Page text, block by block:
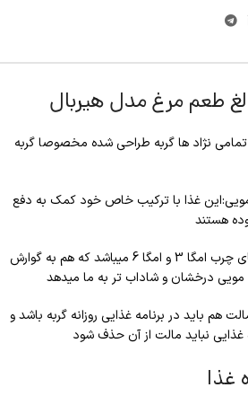
طعم مرغ مدل هیربال
نژاد ها گربه طراحی شده مخصوصا گربه
غذا با ترکیب خاص خود کمک به دفع
هستند
همچنین این غذا دارای اسید های چرب امگا 3 و امگا 6 میباشد که هم به گوارش
درخشان و شاداب تر به ما میدهد
هم باید در برنامه غذایی روزانه گربه باشد و
غذایی نباید مالت از آن حذف شود
غذا